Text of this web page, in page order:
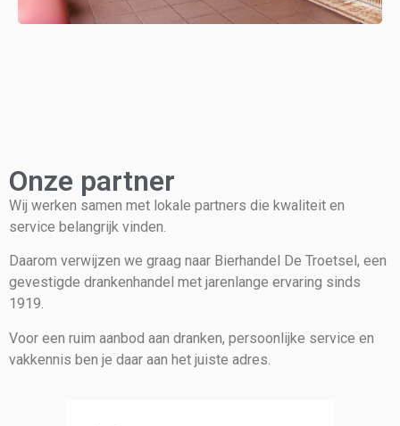
Onze partner
Wij werken samen met lokale partners die kwaliteit en
service belangrijk vinden.
Daarom verwijzen we graag naar Bierhandel De Troetsel, een
gevestigde drankenhandel met jarenlange ervaring sinds
1919.
Voor een ruim aanbod aan dranken, persoonlijke service en
vakkennis ben je daar aan het juiste adres.